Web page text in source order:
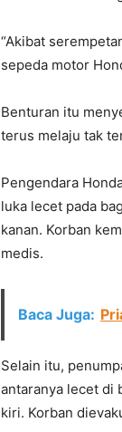
“Akibat
sepeda motor
Benturan itu
terus melaju tak
Pengendara
luka lecet pada
kanan. Korban
medis.
Baca Juga:
Selain itu,
antaranya lecet di
kiri. Korban